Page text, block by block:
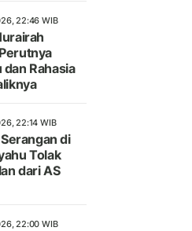
22:46 WIB
Rahasia
22:14 WIB
di
Tolak
dari AS
22:00 WIB